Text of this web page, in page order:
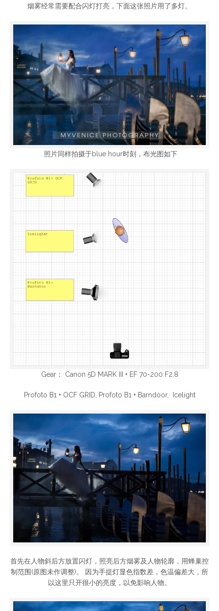
烟雾经常需要配合闪灯打亮，下面这张照片用了多灯。
照片同样拍摄于blue hour时刻，布光图如下
Gear： Canon 5D MARK III + EF 70-200 F2.8
Profoto B1 + OCF GRID, Profoto B1 + Barndoor, Icelight
首先在人物斜后方放置闪灯，照亮后方烟雾及人物轮廓，用蜂巢控
制范围(原图未作调整)。 因为手提灯显色指数差，色温偏差大，所
以这里只开很小的亮度，以免影响人物。